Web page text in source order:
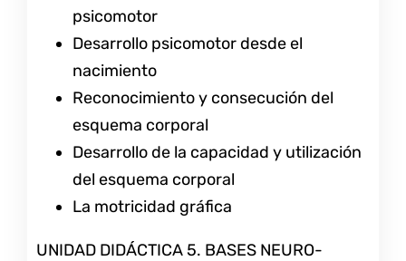
psicomotor
Desarrollo psicomotor desde el
nacimiento
Reconocimiento y consecución del
esquema corporal
Desarrollo de la capacidad y utilización
del esquema corporal
La motricidad gráfica
UNIDAD DIDÁCTICA 5. BASES NEURO-